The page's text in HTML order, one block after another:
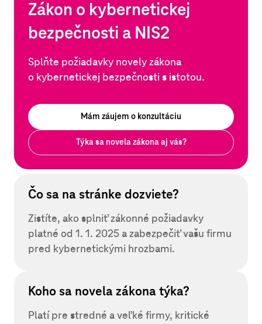
Zákon o kybernetickej
bezpečnosti a NIS2
Splňte požiadavky novely zákona
o kybernetickej bezpečnosti s istotou.
Mám záujem o konzultáciu
Týka sa novela zákona aj vás?
Čo sa na stránke dozviete?
Zistíte, ako splniť zákonné požiadavky
platné od 1. 1. 2025 a zabezpečiť vašu firmu
pred kybernetickými hrozbami.
Koho sa novela zákona týka?
Platí pre stredné a veľké firmy, kritické